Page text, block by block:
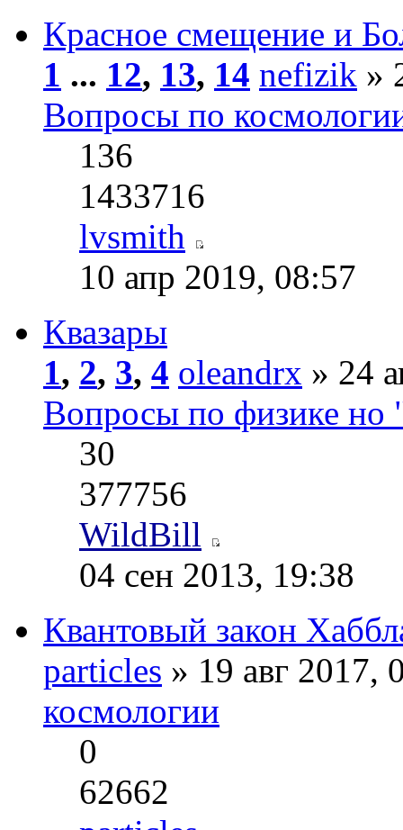
Красное смещение и
1 ... 12, 13, 14 nefizik »
Вопросы по
136
1433716
lvsmith
10 апр 2019, 08:57
Квазары
1, 2, 3, 4 oleandrx » 24
Вопросы по физике но
30
377756
WildBill
04 сен 2013, 19:38
Квантовый закон
particles » 19 авг 2017,
космологии
0
62662